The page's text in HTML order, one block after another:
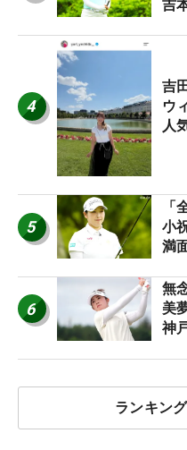
吉
4
吉
ウ
人
5
「
小
満
6
無
美
神
ランキン